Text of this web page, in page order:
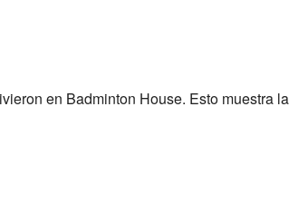
en Badminton House. Esto muestra la